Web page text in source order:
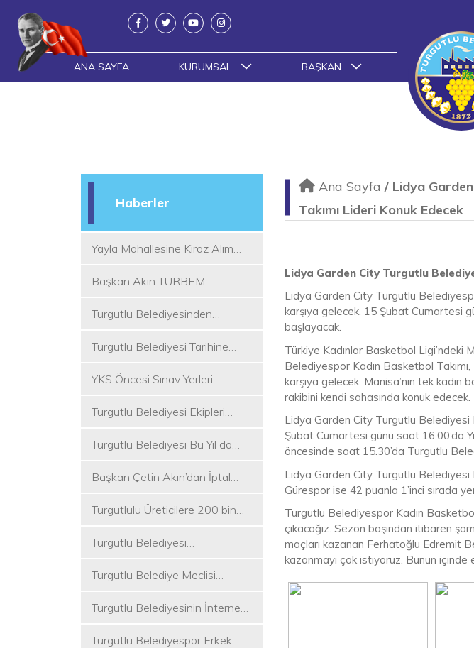
ANA SAYFA KURUMSAL BAŞKAN
Haberler
Yayla Mahallesine Kiraz Alım
Başkan Akın TURBEM
Turgutlu Belediyesinden
Mesai
Turgutlu Belediyesi Tarihine
YKS Öncesi Sınav Yerleri
Turgutlu Belediyesi Ekipleri
Hizmete Devam Ediyor
Turgutlu Belediyesi Bu Yıl da
Kuracak
Başkan Çetin Akın’dan İptal
Turgutlulu Üreticilere 200 bin
Turgutlu Belediyesi
Turgutlu Belediye Meclisi
Turgutlu Belediyesinin İnternet
Turgutlu Belediyespor Erkek
Ana Sayfa / Lidya
Takımı Lideri Konuk Edecek
Lidya Garden City Turgutlu
Lidya Garden City Turgutlu
karşıya gelecek. 15 Şubat Cumartesi
başlayacak.
Türkiye Kadınlar Basketbol Ligi’ndeki
Belediyespor Kadın Basketbol
karşıya gelecek. Manisa’nın tek
rakibini kendi sahasında konuk edecek.
Lidya Garden City Turgutlu Belediyesi
Şubat Cumartesi günü saat 16.00’da
öncesinde saat 15.30’da Turgutlu
Lidya Garden City Turgutlu Belediyesi
Gürespor ise 42 puanla 1’inci sırada
Turgutlu Belediyespor Kadın
çıkacağız. Sezon başından itibaren
maçları kazanan Ferhatoğlu Edremit
kazanmayı çok istiyoruz. Bunun